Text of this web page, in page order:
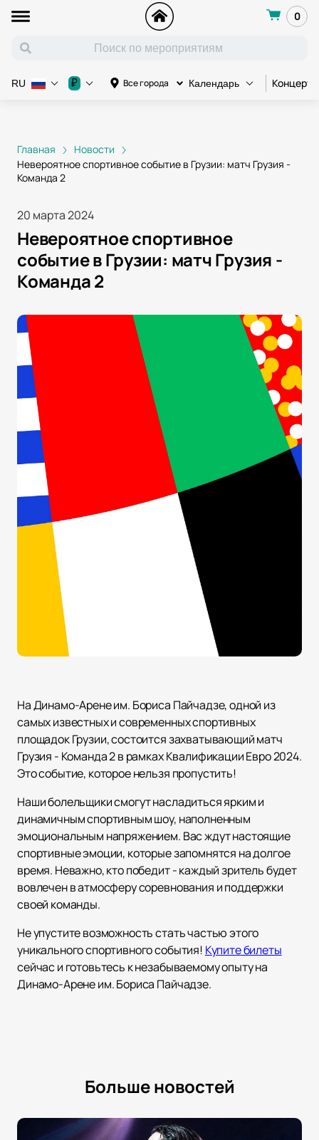
0
Все города Календарь Концерт
RU ₽
Главная
Новости
Невероятное спортивное событие в Грузии: матч Грузия -
Команда 2
20 марта 2024
Невероятное спортивное
событие в Грузии: матч Грузия -
Команда 2
На Динамо-Арене им. Бориса Пайчадзе, одной из
самых известных и современных спортивных
площадок Грузии, состоится захватывающий матч
Грузия - Команда 2 в рамках Квалификации Евро 2024.
Это событие, которое нельзя пропустить!
Наши болельщики смогут насладиться ярким и
динамичным спортивным шоу, наполненным
эмоциональным напряжением. Вас ждут настоящие
спортивные эмоции, которые запомнятся на долгое
время. Неважно, кто победит - каждый зритель будет
вовлечен в атмосферу соревнования и поддержки
своей команды.
Не упустите возможность стать частью этого
уникального спортивного события! Купите билеты
сейчас и готовьтесь к незабываемому опыту на
Динамо-Арене им. Бориса Пайчадзе.
Больше новостей